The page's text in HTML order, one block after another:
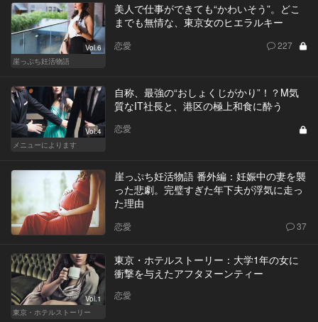
Vol.6
崖っぷち妊活物語
美人で仕事ができても“かわいそう”。どこ
までも無情な、東京女のヒエラルキー
恋愛 227
Vol.4
メニューによります
自称、最強の“おしょくじがかり”！？M気
質なIT社長と、港区の極上和食に酔う
恋愛
崖っぷち妊活物語 番外編：妊娠中の妻を襲
った悲劇。完璧すぎた年下夫が浮気に走っ
た理由
恋愛 37
Vol.1
東京・ホテルストーリー
東京・ホテルストーリー：大学1年の女に
衝撃を与えたアフタヌーンティー
恋愛